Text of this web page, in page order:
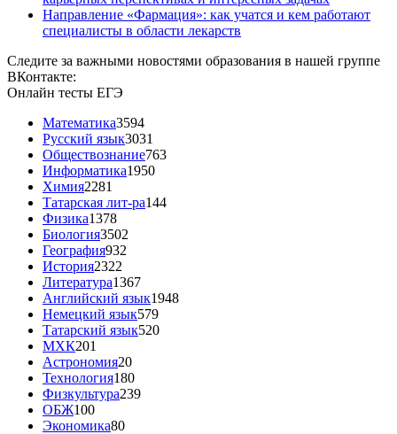
Направление «Фармация»: как учатся и кем работают
специалисты в области лекарств
Следите за важными новостями образования в нашей группе
ВКонтакте:
Онлайн тесты ЕГЭ
Математика3594
Русский язык3031
Обществознание763
Информатика1950
Химия2281
Татарская лит-ра144
Физика1378
Биология3502
География932
История2322
Литература1367
Английский язык1948
Немецкий язык579
Татарский язык520
МХК201
Астрономия20
Технология180
Физкультура239
ОБЖ100
Экономика80